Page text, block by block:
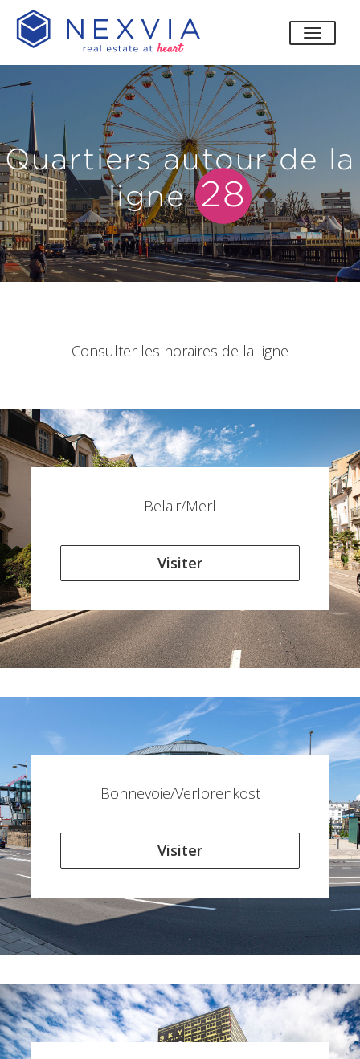
Quartiers autour de la
ligne28
Consulter les horaires de la ligne
Belair/Merl
Visiter
Bonnevoie/Verlorenkost
Visiter